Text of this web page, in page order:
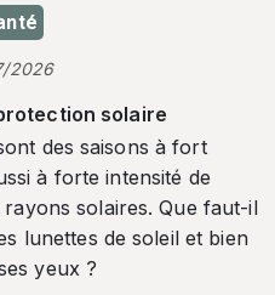
2026
solaire
des saisons à fort
à forte intensité de
solaires. Que faut-il
lunettes de soleil et bien
yeux ?